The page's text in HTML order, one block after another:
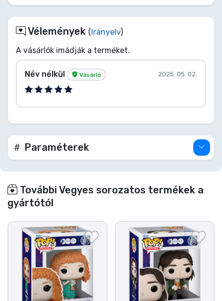
Vélemények ( Irányelv)
A vásárlók imádják a terméket.
Név nélkül Vásárló 2025. 05. 02.
Paraméterek
További Vegyes sorozatos termékek a
gyártótól